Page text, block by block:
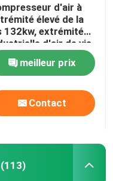
d'air à
élevé de la
132kw, extrémité
d'air de vis
Rotorcomp
meilleur prix
Contact
(113)